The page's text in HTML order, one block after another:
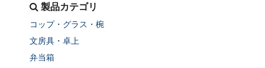
製品カテゴリ
コップ・グラス・椀
文房具・卓上
弁当箱